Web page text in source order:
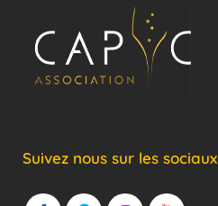
Suivez nous sur les sociaux